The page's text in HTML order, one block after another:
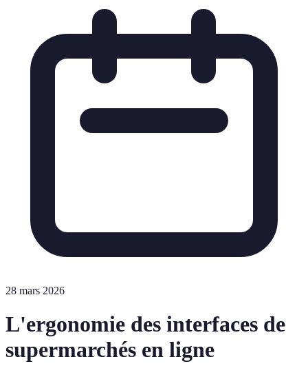
28 mars 2026
L'ergonomie des interfaces de
supermarchés en ligne